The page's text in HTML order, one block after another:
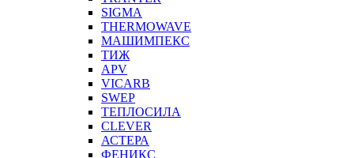
SIGMA
THERMOWAVE
МАШИМПЕКС
ТИЖ
APV
VICARB
SWEP
ТЕПЛОСИЛА
CLEVER
АСТЕРА
ФЕНИКС